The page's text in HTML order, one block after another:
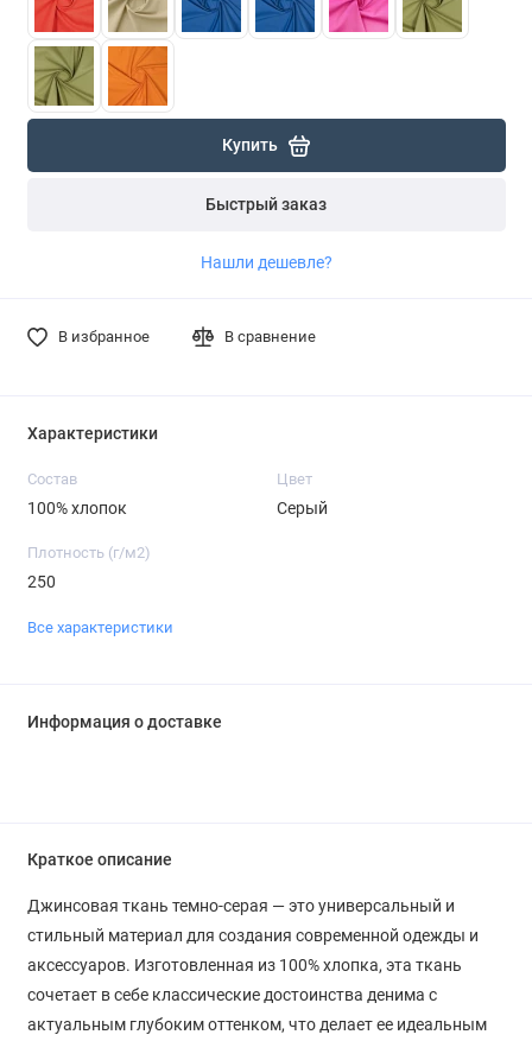
Купить
Быстрый заказ
Нашли дешевле?
В избранное В сравнение
Характеристики
Состав
100% хлопок
Цвет
Серый
Плотность (г/м2)
250
Все характеристики
Информация о доставке
Краткое описание
Джинсовая ткань темно-серая — это универсальный и
стильный материал для создания современной одежды и
аксессуаров. Изготовленная из 100% хлопка, эта ткань
сочетает в себе классические достоинства денима с
актуальным глубоким оттенком, что делает ее идеальным